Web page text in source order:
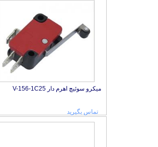
میکرو سوئیچ اهرم دار V-156-1C25
تماس بگیرید